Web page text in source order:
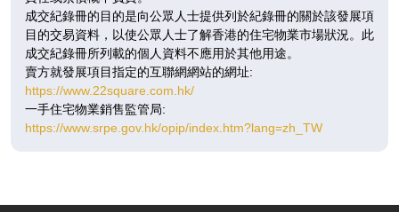
$523.1萬
已售 即將發售
折 $552.1萬
在售
A
304呎
B
1房
1房
A B C
成交紀錄冊的目的是向公眾人士提供列於紀錄冊的關於該發展項
目的交易資料，以使公眾人士了解香港的住宅物業市場狀況。此
成交紀錄冊所列載的個人資料不應用於其他用途。
賣方就發展項目指定的互聯網網站的網址:
https://www.22square.com.hk/
一手住宅物業銷售監管局:
https://www.srpe.gov.hk/opip/index.htm?lang=zh_TW